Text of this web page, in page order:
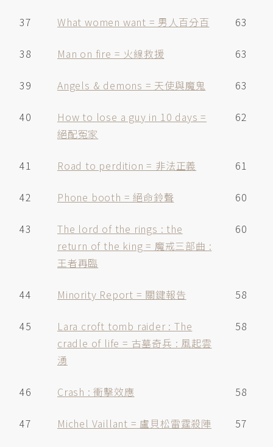
37 What women want = 男人百分百 63
38 Man on fire = 火線救援 63
39 Angels & demons = 天使與魔鬼 63
40
How to lose a guy in 10 days =
絕配冤家
62
41 Road to perdition = 非法正義 61
42 Phone booth = 絕命鈴聲 60
43
The lord of the rings : the
return of the king = 魔戒三部曲 :
王者再臨
60
44 Minority Report = 關鍵報告 58
45
Lara croft tomb raider : The
cradle of life = 古墓奇兵 : 風起雲
湧
58
46 Crash : 衝擊效應 58
47 Michel Vaillant = 盧貝松雷霆殺陣 57